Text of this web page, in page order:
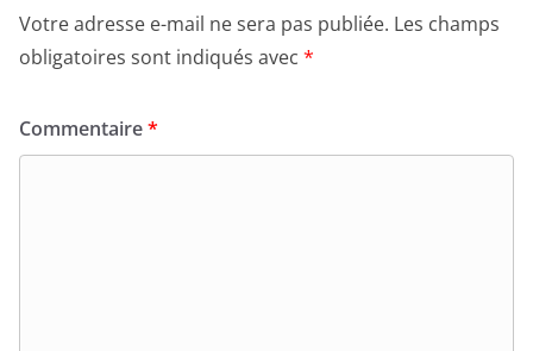
Votre adresse e-mail ne sera pas publiée. Les champs
obligatoires sont indiqués avec *
Commentaire*